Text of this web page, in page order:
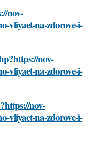
nov-
vliyaet-na-zdorove-i-
nov-
vliyaet-na-zdorove-i-
nov-
vliyaet-na-zdorove-i-